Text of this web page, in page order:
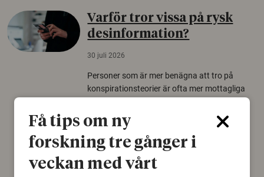
Varför tror vissa på rysk
desinformation?
30 juli 2026
Personer som är mer benägna att tro på
konspirationsteorier är ofta mer mottagliga
från Försvarshögskolan med deltagare i fyra
europeiska länder.
Säkerhetspolitik
Få tips om ny
forskning tre gånger i
veckan med vårt